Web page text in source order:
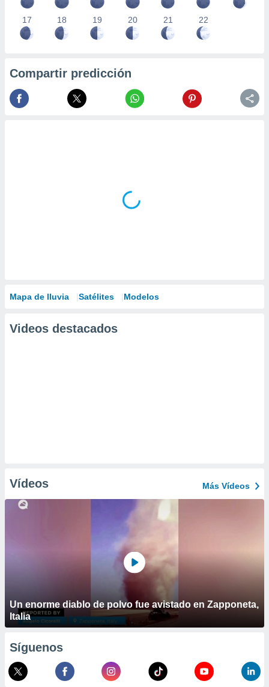
17 18 19 20 21 22
Compartir predicción
Mapa de lluvia Satélites Modelos
Videos destacados
Vídeos Más Vídeos
Un enorme diablo de polvo fue avistado en Zapponeta,
Italia
Síguenos